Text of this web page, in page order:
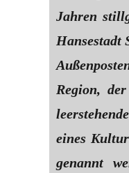
Jahren
Hansestadt
Region,
eines
genannt